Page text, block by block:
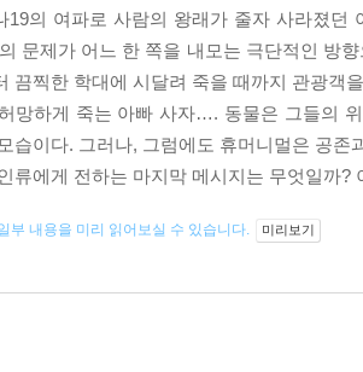
19의 여파로 사람의 왕래가 줄자 사라졌
의 문제가 어느 한 쪽을 내모는 극단적인 방
끔찍한 학대에 시달려 죽을 때까지 관광객
망하게 죽는 아빠 사자…. 동물은 그들의
습이다. 그러나, 그럼에도 휴머니멀은 공
류에게 전하는 마지막 메시지는 무엇일까?
부 내용을 미리 읽어보실 수 있습니다. 미리보기